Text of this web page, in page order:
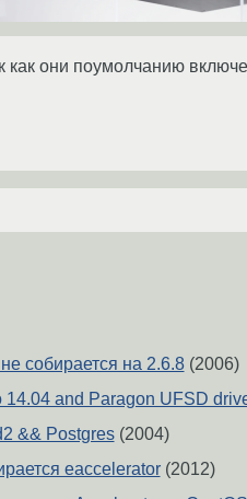
как они поумолчанию
собирается на 2.6.8(2006)
14.04 and Paragon UFSD
&& Postgres(2004)
eaccelerator(2012)